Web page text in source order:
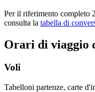
Per il riferimento completo
consulta la tabella di
Orari di viaggio
Voli
Tabelloni partenze, carte